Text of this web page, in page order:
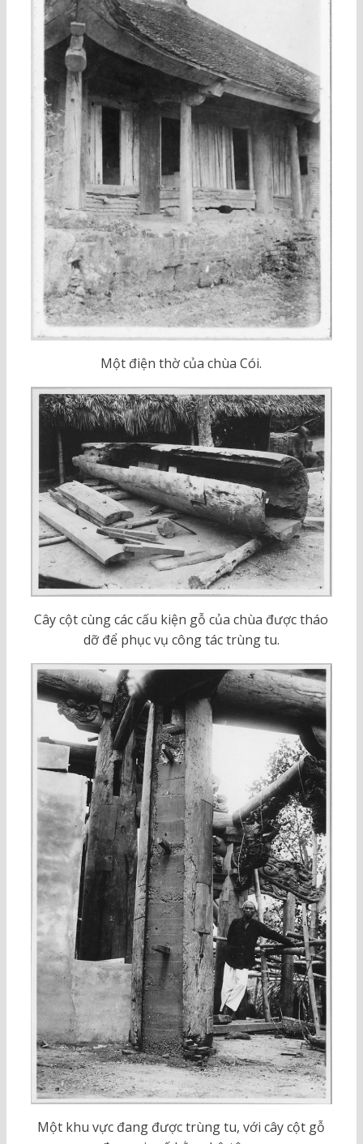
Một điện thờ của chùa Cói.
Cây cột cùng các cấu kiện gỗ của chùa được tháo
dỡ để phục vụ công tác trùng tu.
Một khu vực đang được trùng tu, với cây cột gỗ